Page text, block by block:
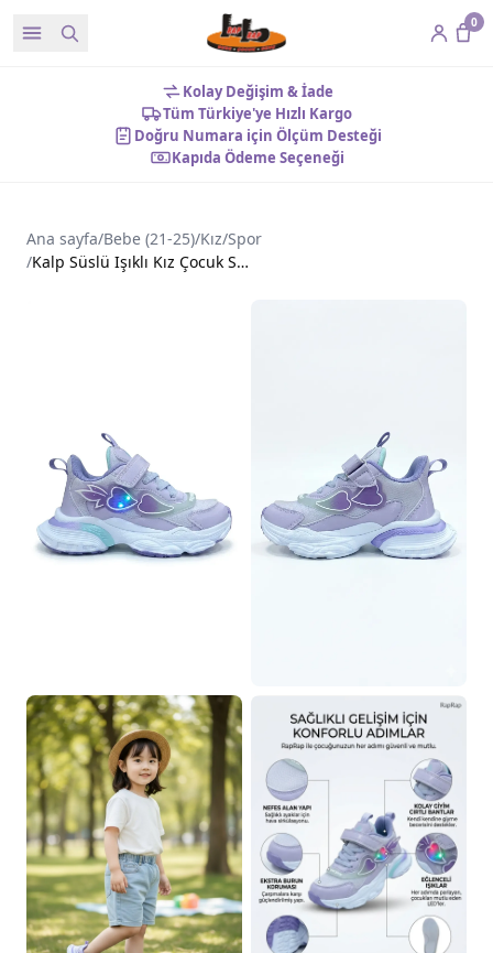
0
Kolay Değişim & İade
Tüm Türkiye'ye Hızlı Kargo
Doğru Numara için Ölçüm Desteği
Kapıda Ödeme Seçeneği
Ana sayfa/Bebe (21-25)/Kız/Spor
/
Kalp Süslü Işıklı Kız Çocuk Spor Ayakkabı Mor